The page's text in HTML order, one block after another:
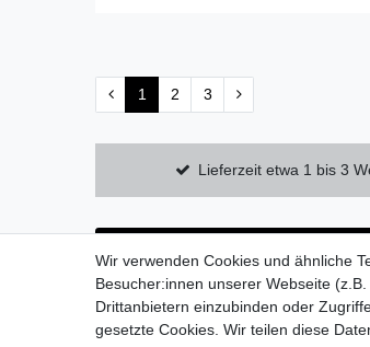
1 2 3
Lieferzeit etwa 1 bis 3
Wir verwenden Cookies und ähnliche
Besucher:innen unserer Webseite
Drittanbietern einzubinden oder
gesetzte Cookies. Wir teilen diese